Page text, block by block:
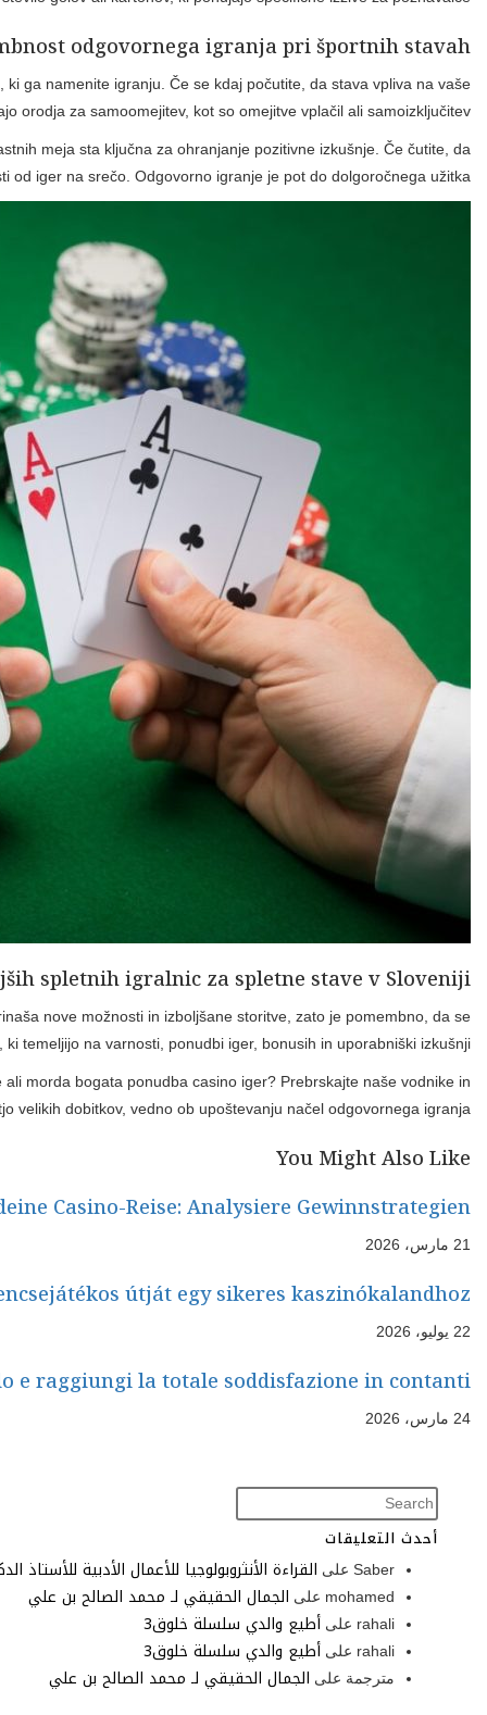
Igranje spletnih iger na srečo, vključno s športnimi
vsakdanje
Pomembno je, da se zavedate, da je igranje iger na srečo
izgube postajajo problematične, ne oklevajte in se
Za slovenske igralce, ki iščejo vrhunske izkušnje s
seznanite z
Pri izbiri idealne igralnice upoštevajte svoje preference. Ali vas
odkrijte platforme, ki